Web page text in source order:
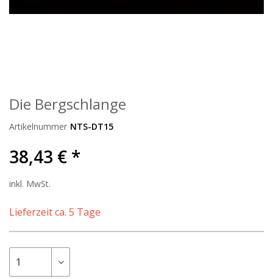
Die Bergschlange
Artikelnummer NTS-DT15
38,43 € *
inkl. MwSt.
Lieferzeit ca. 5 Tage